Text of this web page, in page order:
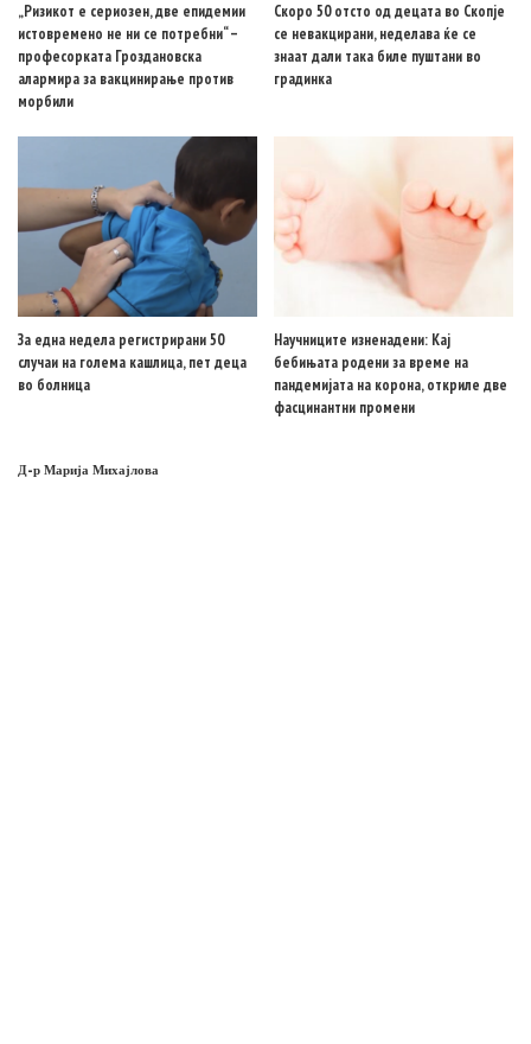
„Ризикот е сериозен, две епидемии
истовремено не ни се потребни“ –
професорката Гроздановска
алармира за вакцинирање против
морбили
Скоро 50 отсто од децата во Скопје
се невакцирани, неделава ќе се
знаат дали така биле пуштани во
градинка
За една недела регистрирани 50
случаи на голема кашлица, пет деца
во болница
Научниците изненадени: Кај
бебињата родени за време на
пандемијата на корона, откриле две
фасцинантни промени
Д-р Марија Михајлова